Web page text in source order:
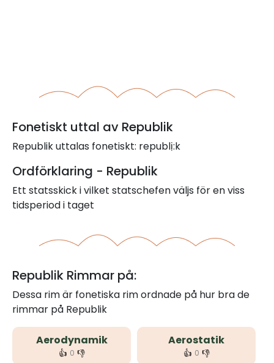
Fonetiskt uttal av Republik
Republik uttalas fonetiskt: republị:k
Ordförklaring - Republik
Ett statsskick i vilket statschefen väljs för en viss
tidsperiod i taget
Republik Rimmar på:
Dessa rim är fonetiska rim ordnade på hur bra de
rimmar på Republik
Aerodynamik
👍 0 👎
Aerostatik
👍 0 👎